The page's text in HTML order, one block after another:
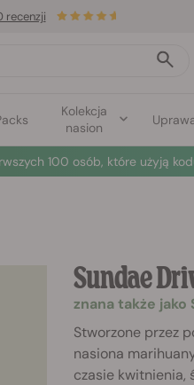
Kolekcja
nasion
recenzji
100 osób, które użyją
Sundae
znana także jako
Stworzone przez
nasiona
czasie kwitnienia,